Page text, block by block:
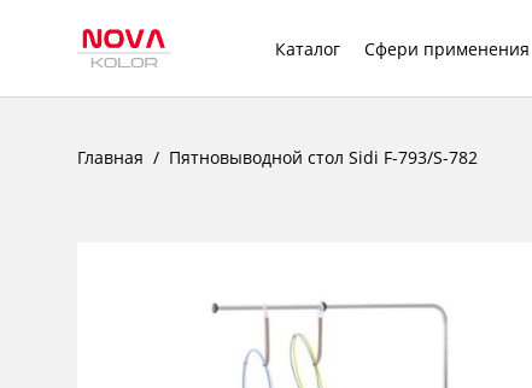
Каталог Сфери применения
Главная Пятновыводной стол Sidi F-793/S-782